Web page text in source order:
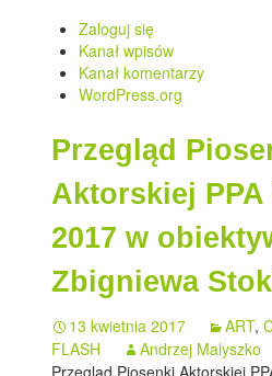
Zaloguj się
Kanał wpisów
Kanał komentarzy
WordPress.org
Przegląd
Aktorskiej PPA
2017 w
Zbigniewa
13 kwietnia 2017 ART,
FLASH
Andrzej Malyszko